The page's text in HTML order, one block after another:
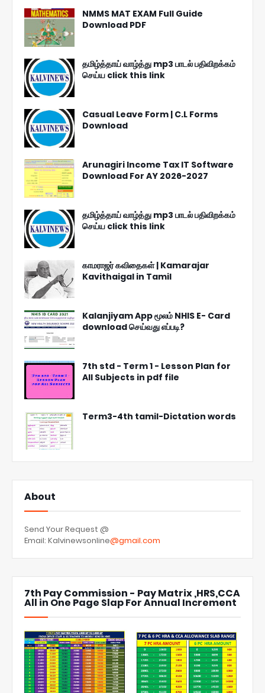
NMMS MAT EXAM Full Guide
Download PDF
தமிழ்த்தாய் வாழ்த்து mp3 பாடல் பதிவிறக்கம்
செய்ய click this link
Casual Leave Form | C.L Forms
Download
Arunagiri Income Tax IT Software
Download For AY 2026-2027
தமிழ்த்தாய் வாழ்த்து mp3 பாடல் பதிவிறக்கம்
செய்ய click this link
காமராஜர் கவிதைகள் | Kamarajar
Kavithaigal in Tamil
Kalanjiyam App மூலம் NHIS E- Card
download செய்வது எப்படி?
7th std - Term 1 - Lesson Plan for
All Subjects in pdf file
Term3-4th tamil-Dictation words
About
Send Your Request @
Email: Kalvinewsonline@gmail.com
7th Pay Commission - Pay Matrix ,HRS,CCA
All in One Page Slap For Annual Increment